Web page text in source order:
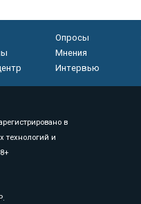
Опросы
Мнения
Интервью
в
технологий и